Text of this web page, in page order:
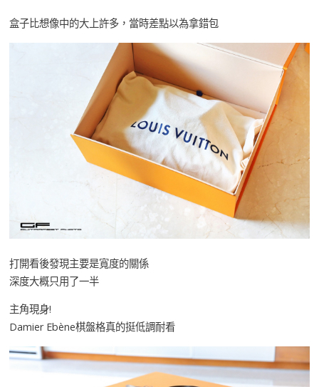
盒子比想像中的大上許多，當時差點以為拿錯包
打開看後發現主要是寬度的關係
深度大概只用了一半
主角現身!
Damier Ebène棋盤格真的挺低調耐看